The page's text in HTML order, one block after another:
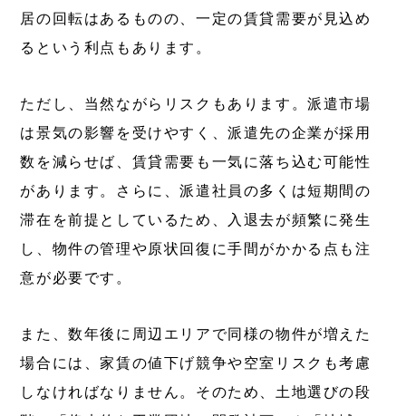
居の回転はあるものの、一定の賃貸需要が見込め
るという利点もあります。
ただし、当然ながらリスクもあります。派遣市場
は景気の影響を受けやすく、派遣先の企業が採用
数を減らせば、賃貸需要も一気に落ち込む可能性
があります。さらに、派遣社員の多くは短期間の
滞在を前提としているため、入退去が頻繁に発生
し、物件の管理や原状回復に手間がかかる点も注
意が必要です。
また、数年後に周辺エリアで同様の物件が増えた
場合には、家賃の値下げ競争や空室リスクも考慮
しなければなりません。そのため、土地選びの段